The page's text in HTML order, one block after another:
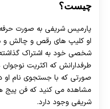
چیست؟
پارمیس شریفی به صورت حرفه
او کلیپ های رقص و چالش
شخصی خود به اشتراک
طرفدارانش که اکثریت
صورتی که با جستجوی نام
مشاهده می کنید که فن پیج
شریفی وجود دارد.